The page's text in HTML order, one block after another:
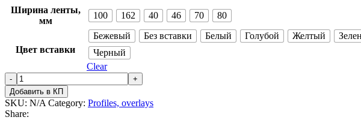
Ширина ленты,
мм
100 162 40 46 70 80
Цвет вставки
Бежевый Без вставки Белый Голубой Желтый
Черный
Clear
Добавить в КП
SKU: N/A Category: Profiles, overlays
Share: